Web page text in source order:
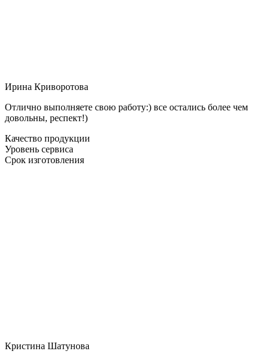
Ирина Криворотова
Отлично выполняете свою работу:) все остались более чем
довольны, респект!)
Качество продукции
Уровень сервиса
Срок изготовления
Кристина Шатунова